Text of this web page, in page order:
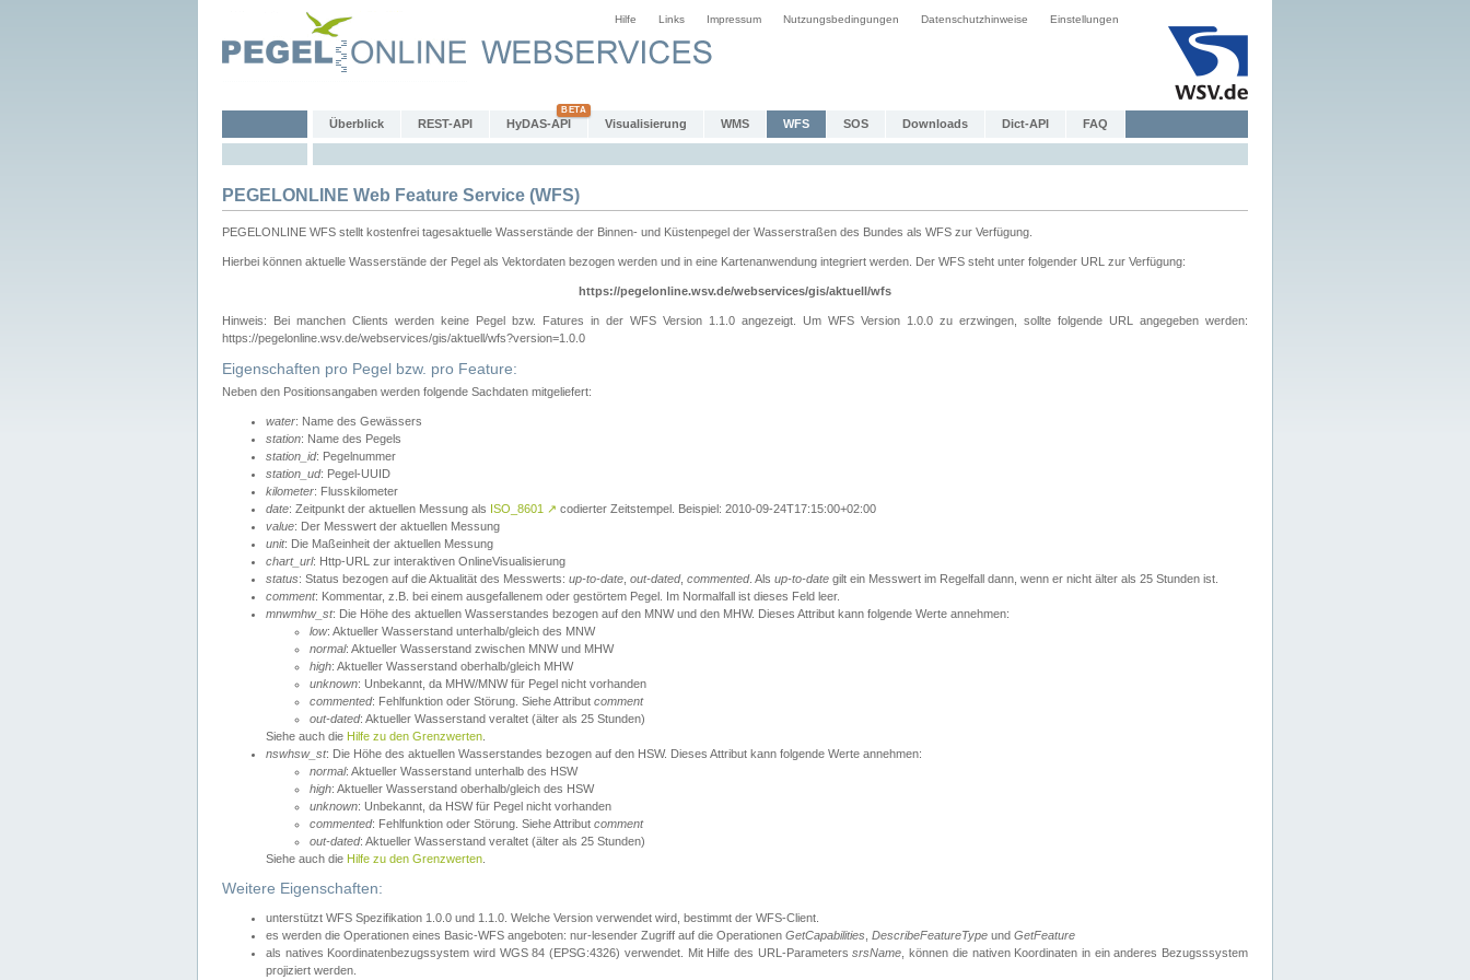
Hilfe Links Impressum Nutzungsbedingungen Datenschutzhinweise Einstellungen
Überblick REST-API HyDAS-API Visualisierung WMS WFS SOS Downloads Dict-API FAQ
PEGELONLINE Web Feature Service (WFS)
PEGELONLINE WFS stellt kostenfrei tagesaktuelle Wasserstände der Binnen- und Küstenpegel der Wasserstraßen des Bundes als WFS zur Verfügung.
Hierbei können aktuelle Wasserstände der Pegel als Vektordaten bezogen werden und in eine Kartenanwendung integriert werden. Der WFS steht unter folgender URL zur Verfügung:
https://pegelonline.wsv.de/webservices/gis/aktuell/wfs
Hinweis: Bei manchen Clients werden keine Pegel bzw. Fatures in der WFS Version 1.1.0 angezeigt. Um WFS Version 1.0.0 zu erzwingen, sollte folgende URL angegeben werden:
https://pegelonline.wsv.de/webservices/gis/aktuell/wfs?version=1.0.0
Eigenschaften pro Pegel bzw. pro Feature:
Neben den Positionsangaben werden folgende Sachdaten mitgeliefert:
water: Name des Gewässers
station: Name des Pegels
station_id: Pegelnummer
station_ud: Pegel-UUID
kilometer: Flusskilometer
date: Zeitpunkt der aktuellen Messung als ISO_8601 ↗ codierter Zeitstempel. Beispiel: 2010-09-24T17:15:00+02:00
value: Der Messwert der aktuellen Messung
unit: Die Maßeinheit der aktuellen Messung
chart_url: Http-URL zur interaktiven OnlineVisualisierung
status: Status bezogen auf die Aktualität des Messwerts: up-to-date out-dated, commented. Als up-to-date gilt ein Messwert im Regelfall dann, wenn er nicht älter als 25 Stunden ist.
comment: Kommentar, z.B. bei einem ausgefallenem oder gestörtem Pegel. Im Normalfall ist dieses Feld leer.
mnwmhw_st: Die Höhe des aktuellen Wasserstandes bezogen auf den MNW und den MHW. Dieses Attribut kann folgende Werte annehmen:
low: Aktueller Wasserstand unterhalb/gleich des MNW
normal: Aktueller Wasserstand zwischen MNW und MHW
high: Aktueller Wasserstand oberhalb/gleich MHW
unknown: Unbekannt, da MHW/MNW für Pegel nicht vorhanden
commented: Fehlfunktion oder Störung. Siehe Attribut comment
out-dated: Aktueller Wasserstand veraltet (älter als 25 Stunden)
Siehe auch die Hilfe zu den Grenzwerten
nswhsw_st: Die Höhe des aktuellen Wasserstandes bezogen auf den HSW. Dieses Attribut kann folgende Werte annehmen:
normal: Aktueller Wasserstand unterhalb des HSW
high: Aktueller Wasserstand oberhalb/gleich des HSW
unknown: Unbekannt, da HSW für Pegel nicht vorhanden
commented: Fehlfunktion oder Störung. Siehe Attribut comment
out-dated: Aktueller Wasserstand veraltet (älter als 25 Stunden)
Siehe auch die Hilfe zu den Grenzwerten
Weitere Eigenschaften:
unterstützt WFS Spezifikation 1.0.0 und 1.1.0. Welche Version verwendet wird, bestimmt der WFS-Client.
es werden die Operationen eines Basic-WFS angeboten: nur-lesender Zugriff auf die Operationen GetCapabilities DescribeFeatureType und GetFeature
als natives Koordinatenbezugssystem wird WGS 84 (EPSG:4326) verwendet. Mit Hilfe des URL-ParameterssrsName , können die nativen Koordinaten in ein anderes Bezugsssystem
projiziert werden.